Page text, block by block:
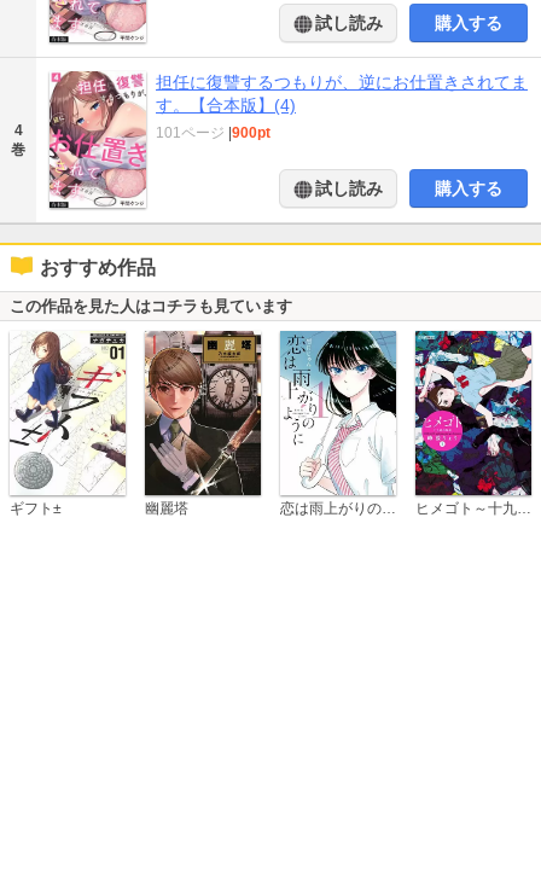
試し読み 購入する
4
巻
担任に復讐するつもりが、逆にお仕置きされてま
す。【合本版】(4)
101ページ |900pt
試し読み 購入する
おすすめ作品
この作品を見た人はコチラも見ています
ギフト± 幽麗塔 ヒメゴト～十九歳の制服～